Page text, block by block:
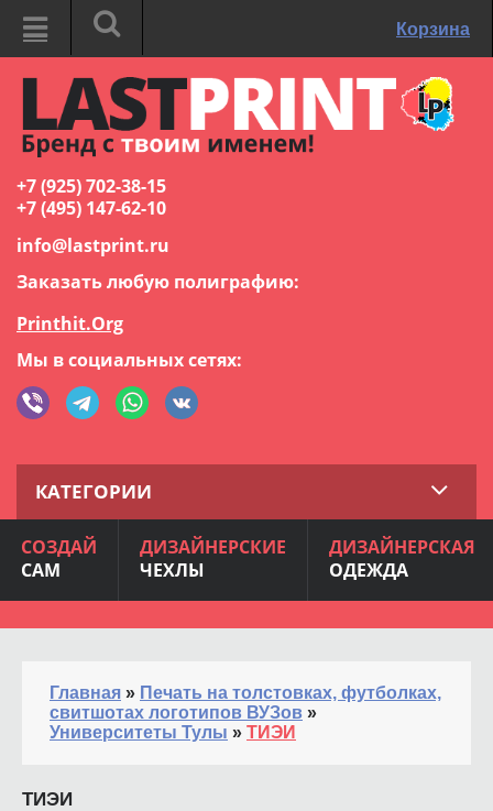
Корзина
+7 (925) 702-38-15
+7 (495) 147-62-10
info@lastprint.ru
Заказать любую полиграфию:
Printhit.Org
Мы в социальных сетях:
КАТЕГОРИИ
СОЗДАЙ
САМ
ДИЗАЙНЕРСКИЕ
ЧЕХЛЫ
ДИЗАЙНЕРСКАЯ
ОДЕЖДА
Главная » Печать на толстовках, футболках,
свитшотах логотипов ВУЗов »
Университеты Тулы » ТИЭИ
ТИЭИ